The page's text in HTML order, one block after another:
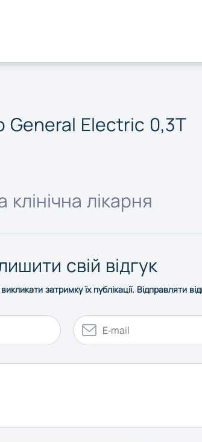
General Electriс 0,3T
лікарня
свій відгук
затримку їх публікації. Відправляти